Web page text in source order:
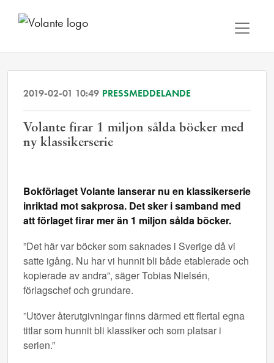
2019-02-01 10:49 PRESSMEDDELANDE
Volante firar 1 miljon sålda böcker med
ny klassikerserie
Bokförlaget Volante lanserar nu en klassikerserie
inriktad mot sakprosa. Det sker i samband med
att förlaget firar mer än 1 miljon sålda böcker.
”Det här var böcker som saknades i Sverige då vi
satte igång. Nu har vi hunnit bli både etablerade och
kopierade av andra”, säger Tobias Nielsén,
förlagschef och grundare.
”Utöver återutgivningar finns därmed ett flertal egna
titlar som hunnit bli klassiker och som platsar i
serien.”